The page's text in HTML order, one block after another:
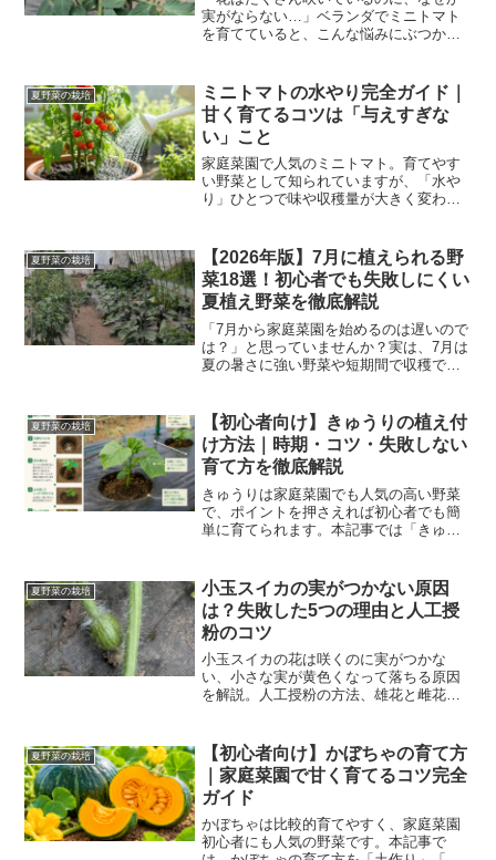
実がならない…」ベランダでミニトマト
を育てていると、こんな悩みにぶつかる
対処すれば、初心者でもしっかり実をつ
けるようになります。この...
夏野菜の栽培
ミニトマトの水やり完全ガイド｜
甘く育てるコツは「与えすぎな
い」こと
家庭菜園で人気のミニトマト。育てやす
い野菜として知られていますが、「水や
り」ひとつで味や収穫量が大きく変わる
水やりのコツをわかりやすく解説しま
す。ミニトマトは水を控えめに...
夏野菜の栽培
【2026年版】7月に植えられる野
菜18選！初心者でも失敗しにくい
夏植え野菜を徹底解説
「7月から家庭菜園を始めるのは遅いので
は？」と思っていませんか？実は、7月は
夏の暑さに強い野菜や短期間で収穫でき
プランターでも十分楽しめます。この記
事では、7月に植えら...
夏野菜の栽培
【初心者向け】きゅうりの植え付
け方法｜時期・コツ・失敗しない
育て方を徹底解説
きゅうりは家庭菜園でも人気の高い野菜
で、ポイントを押さえれば初心者でも簡
単に育てられます。本記事では「きゅう
します。きゅうりの植え付け時期はい
つ？きゅうりの植え付けに最...
夏野菜の栽培
小玉スイカの実がつかない原因
は？失敗した5つの理由と人工授
粉のコツ
小玉スイカの花は咲くのに実がつかな
い、小さな実が黄色くなって落ちる原因
を解説。人工授粉の方法、雄花と雌花の
す。
夏野菜の栽培
【初心者向け】かぼちゃの育て方
｜家庭菜園で甘く育てるコツ完全
ガイド
かぼちゃは比較的育てやすく、家庭菜園
初心者にも人気の野菜です。本記事で